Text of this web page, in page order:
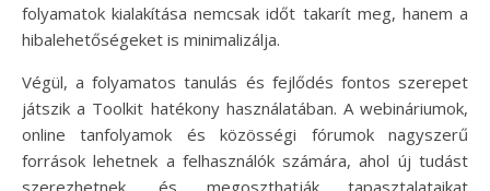
folyamatok kialakítása nemcsak időt takarít meg, hanem a
hibalehetőségeket is minimalizálja.
Végül, a folyamatos tanulás és fejlődés fontos szerepet
játszik a Toolkit hatékony használatában. A webináriumok,
online tanfolyamok és közösségi fórumok nagyszerű
források lehetnek a felhasználók számára, ahol új tudást
szerezhetnek, és megoszthatják tapasztalataikat